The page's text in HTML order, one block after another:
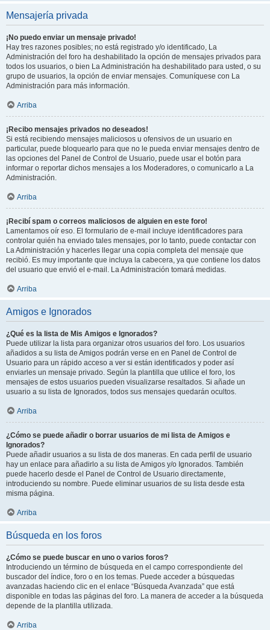
Mensajería privada
¡No puedo enviar un mensaje privado!
Hay tres razones posibles; no está registrado y/o identificado, La
Administración del foro ha deshabilitado la opción de mensajes privados para
todos los usuarios, o bien La Administración ha deshabilitado para usted, o su
grupo de usuarios, la opción de enviar mensajes. Comuníquese con La
Administración para más información.
Arriba
¡Recibo mensajes privados no deseados!
Si está recibiendo mensajes maliciosos u ofensivos de un usuario en
particular, puede bloquearlo para que no le pueda enviar mensajes dentro de
las opciones del Panel de Control de Usuario, puede usar el botón para
informar o reportar dichos mensajes a los Moderadores, o comunicarlo a La
Administración.
Arriba
¡Recibí spam o correos maliciosos de alguien en este foro!
Lamentamos oír eso. El formulario de e-mail incluye identificadores para
controlar quién ha enviado tales mensajes, por lo tanto, puede contactar con
La Administración y hacerles llegar una copia completa del mensaje que
recibió. Es muy importante que incluya la cabecera, ya que contiene los datos
del usuario que envió el e-mail. La Administración tomará medidas.
Arriba
Amigos e Ignorados
¿Qué es la lista de Mis Amigos e Ignorados?
Puede utilizar la lista para organizar otros usuarios del foro. Los usuarios
añadidos a su lista de Amigos podrán verse en en Panel de Control de
Usuario para un rápido acceso a ver si están identificados y poder así
enviarles un mensaje privado. Según la plantilla que utilice el foro, los
mensajes de estos usuarios pueden visualizarse resaltados. Si añade un
usuario a su lista de Ignorados, todos sus mensajes quedarán ocultos.
Arriba
¿Cómo se puede añadir o borrar usuarios de mi lista de Amigos e
Ignorados?
Puede añadir usuarios a su lista de dos maneras. En cada perfil de usuario
hay un enlace para añadirlo a su lista de Amigos y/o Ignorados. También
puede hacerlo desde el Panel de Control de Usuario directamente,
introduciendo su nombre. Puede eliminar usuarios de su lista desde esta
misma página.
Arriba
Búsqueda en los foros
¿Cómo se puede buscar en uno o varios foros?
Introduciendo un término de búsqueda en el campo correspondiente del
buscador del índice, foro o en los temas. Puede acceder a búsquedas
avanzadas haciendo clic en el enlace “Búsqueda Avanzada” que está
disponible en todas las páginas del foro. La manera de acceder a la búsqueda
depende de la plantilla utilizada.
Arriba